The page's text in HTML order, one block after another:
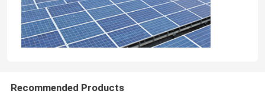
Recommended Products